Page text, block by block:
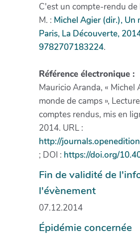
C'est un compte-rendu
M. : Michel Agier (dir.), Un
Paris, La Découverte,
9782707183224.
Référence électronique :
Mauricio Aranda, « Michel
monde de camps »,
comptes rendus, mis en
2014. URL :
http://
; DOI : https://doi.org/
Fin de validité de
l'évènement
07.12.2014
Épidémie concernée